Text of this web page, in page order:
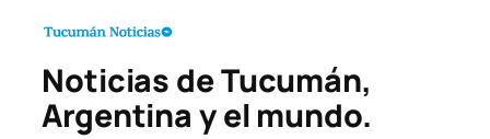
Noticias de Tucumán,
Argentina y el mundo.